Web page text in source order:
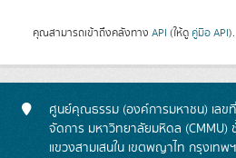
คุณสามารถเข้าถึงคลังทาง API (ให้ดู คู่มือ API).
ศูนย์คุณธรรม (องค์การมหาชน) เลข
จัดการ มหาวิทยาลัยมหิดล (CMMU)
แขวงสามเสนใน เขตพญาไท กรุงเท